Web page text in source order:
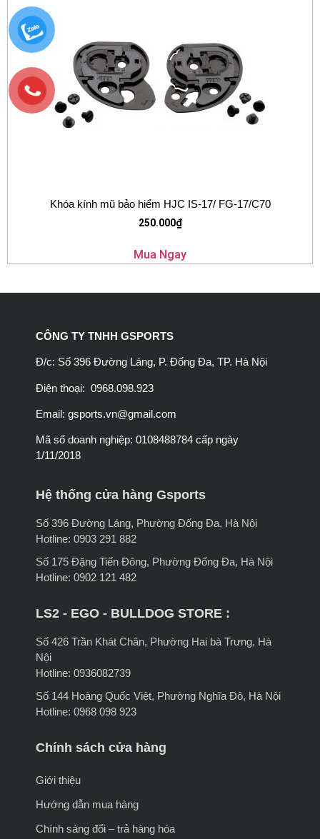
Khóa kính mũ bảo hiểm HJC IS-17/ FG-17/C70
250.000₫
Mua Ngay
CÔNG TY TNHH GSPORTS
Đ/c: Số 396 Đường Láng, P. Đống Đa, TP. Hà Nội
Điện thoại: 0968.098.923
Email: gsports.vn@gmail.com
Mã số doanh nghiệp: 0108488784 cấp ngày
1/11/2018
Hệ thống cửa hàng Gsports
Số 396 Đường Láng, Phường Đống Đa, Hà Nội
Hotline: 0903 291 882
Số 175 Đặng Tiến Đông, Phường Đống Đa, Hà Nội
Hotline: 0902 121 482
LS2 - EGO - BULLDOG STORE :
Số 426 Trần Khát Chân, Phường Hai bà Trưng, Hà
Nội
Hotline: 0936082739
Số 144 Hoàng Quốc Việt, Phường Nghĩa Đô, Hà Nội
Hotline: 0968 098 923
Chính sách cửa hàng
Giới thiệu
Hướng dẫn mua hàng
Chính sáng đổi – trả hàng hóa